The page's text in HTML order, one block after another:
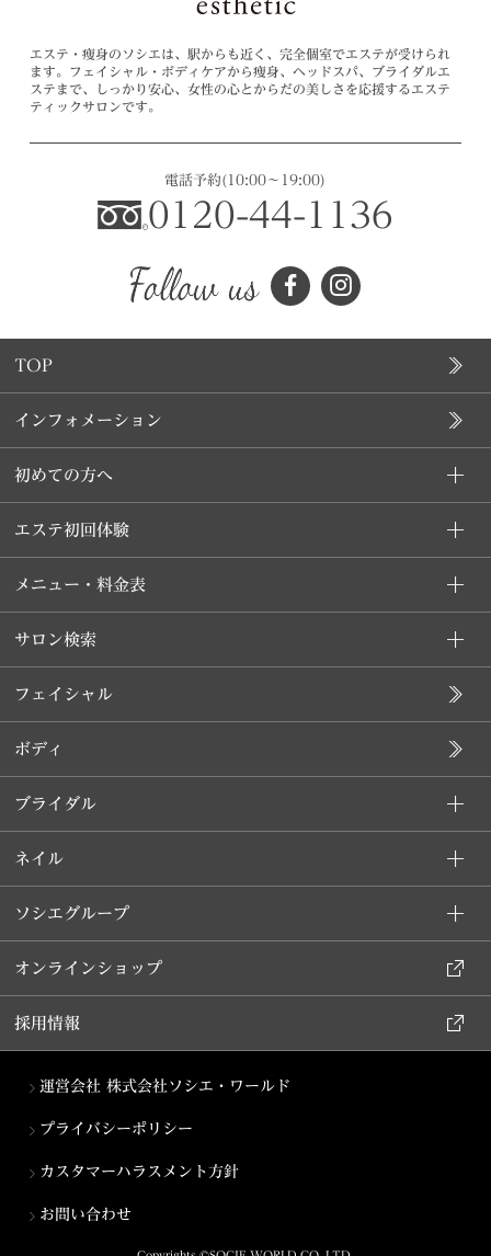
エステ・痩身のソシエは、駅からも近く、完全個室でエステが受けられ
ます。フェイシャル・ボディケアから痩身、ヘッドスパ、ブライダルエ
ステまで、しっかり安心、女性の心とからだの美しさを応援するエステ
ティックサロンです。
電話予約(10:00～19:00)
0120-44-1136
TOP
インフォメーション
初めての方へ
エステ初回体験
メニュー・料金表
サロン検索
フェイシャル
ボディ
ブライダル
ネイル
ソシエグループ
オンラインショップ
採用情報
運営会社 株式会社ソシエ・ワールド
プライバシーポリシー
カスタマーハラスメント方針
お問い合わせ